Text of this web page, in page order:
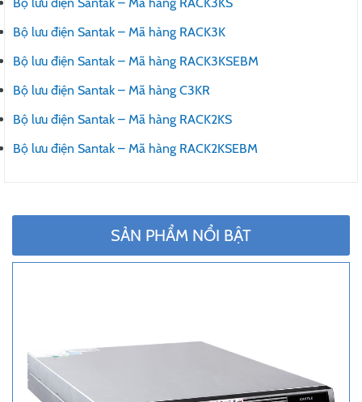
Bộ lưu điện Santak – Mã hàng RACK3K
Bộ lưu điện Santak – Mã hàng RACK3KSEBM
Bộ lưu điện Santak – Mã hàng C3KR
Bộ lưu điện Santak – Mã hàng RACK2KS
Bộ lưu điện Santak – Mã hàng RACK2KSEBM
SẢN PHẨM NỔI BẬT